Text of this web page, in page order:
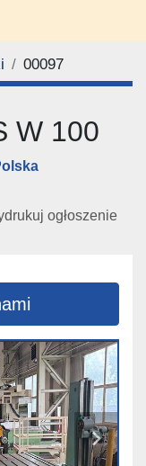
00097
W 100
ogłoszenie